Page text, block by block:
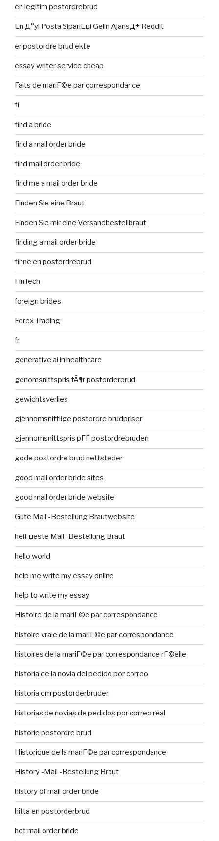
en legitim postordrebrud
En Д°yi Posta SipariЕџi Gelin AjansД± Reddit
er postordre brud ekte
essay writer service cheap
Faits de mariГ©e par correspondance
fi
find a bride
find a mail order bride
find mail order bride
find me a mail order bride
Finden Sie eine Braut
Finden Sie mir eine Versandbestellbraut
finding a mail order bride
finne en postordrebrud
FinTech
foreign brides
Forex Trading
fr
generative ai in healthcare
genomsnittspris fÃ¶r postorderbrud
gewichtsverlies
gjennomsnittlige postordre brudpriser
gjennomsnittspris pГҐ postordrebruden
gode postordre brud nettsteder
good mail order bride sites
good mail order bride website
Gute Mail -Bestellung Brautwebsite
heiГџeste Mail -Bestellung Braut
hello world
help me write my essay online
help to write my essay
Histoire de la mariГ©e par correspondance
histoire vraie de la mariГ©e par correspondance
histoires de la mariГ©e par correspondance rГ©elle
historia de la novia del pedido por correo
historia om postorderbruden
historias de novias de pedidos por correo real
historie postordre brud
Historique de la mariГ©e par correspondance
History -Mail -Bestellung Braut
history of mail order bride
hitta en postorderbrud
hot mail order bride